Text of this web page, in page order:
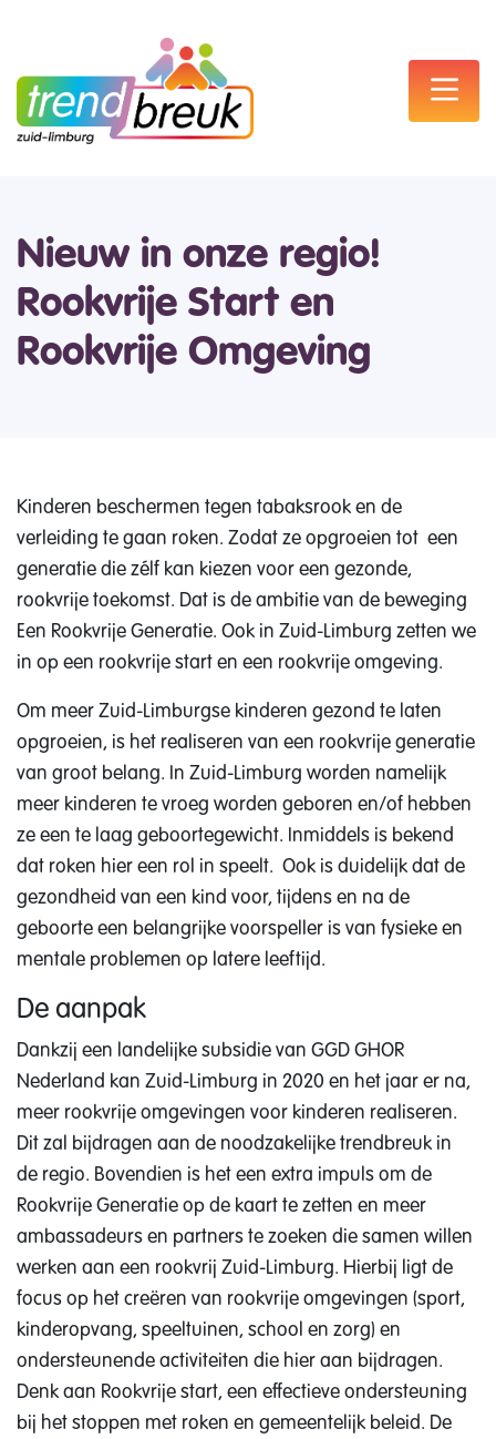
Nieuw in onze regio!
Rookvrije Start en
Rookvrije Omgeving
Kinderen beschermen tegen tabaksrook en de
verleiding te gaan roken. Zodat ze opgroeien tot een
generatie die zélf kan kiezen voor een gezonde,
rookvrije toekomst. Dat is de ambitie van de beweging
Een Rookvrije Generatie. Ook in Zuid-Limburg zetten we
in op een rookvrije start en een rookvrije omgeving.
Om meer Zuid-Limburgse kinderen gezond te laten
opgroeien, is het realiseren van een rookvrije generatie
van groot belang. In Zuid-Limburg worden namelijk
meer kinderen te vroeg worden geboren en/of hebben
ze een te laag geboortegewicht. Inmiddels is bekend
dat roken hier een rol in speelt. Ook is duidelijk dat de
gezondheid van een kind voor, tijdens en na de
geboorte een belangrijke voorspeller is van fysieke en
mentale problemen op latere leeftijd.
De aanpak
Dankzij een landelijke subsidie van GGD GHOR
Nederland kan Zuid-Limburg in 2020 en het jaar er na,
meer rookvrije omgevingen voor kinderen realiseren.
Dit zal bijdragen aan de noodzakelijke trendbreuk in
de regio. Bovendien is het een extra impuls om de
Rookvrije Generatie op de kaart te zetten en meer
ambassadeurs en partners te zoeken die samen willen
werken aan een rookvrij Zuid-Limburg. Hierbij ligt de
focus op het creëren van rookvrije omgevingen (sport,
kinderopvang, speeltuinen, school en zorg) en
ondersteunende activiteiten die hier aan bijdragen.
Denk aan Rookvrije start, een effectieve ondersteuning
bij het stoppen met roken en gemeentelijk beleid. De